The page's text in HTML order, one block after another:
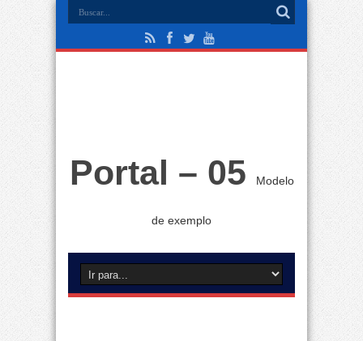
Portal – 05 Modelo
de exemplo